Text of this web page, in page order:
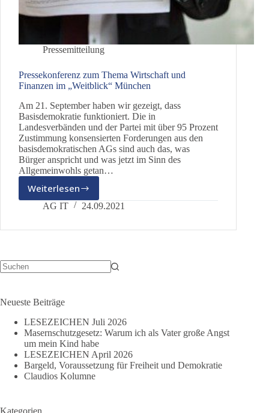
Pressemitteilung
Pressekonferenz zum Thema Wirtschaft und
Finanzen im „Weitblick“ München
Am 21. September haben wir gezeigt, dass
Basisdemokratie funktioniert. Die in
Landesverbänden und der Partei mit über 95 Prozent
Zustimmung konsensierten Forderungen aus den
basisdemokratischen AGs sind auch das, was
Bürger anspricht und was jetzt im Sinn des
Allgemeinwohls getan…
WeiterlesenPressekonferenz
zum
Wirtschaft
AG IT 24.09.2021
Neueste Beiträge
LESEZEICHEN Juli 2026
Masernschutzgesetz: Warum ich als Vater große Angst
um mein Kind habe
LESEZEICHEN April 2026
Bargeld, Voraussetzung für Freiheit und Demokratie
Claudios Kolumne
Kategorien